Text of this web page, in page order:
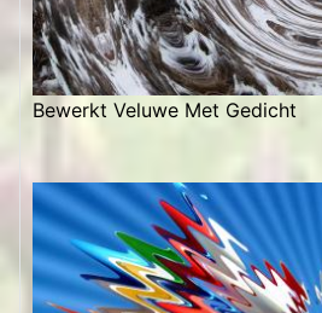
Bewerkt Veluwe Met Gedicht